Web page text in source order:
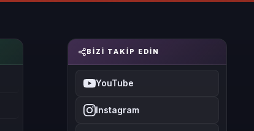
BIZI TAKIP EDIN
YouTube
Instagram